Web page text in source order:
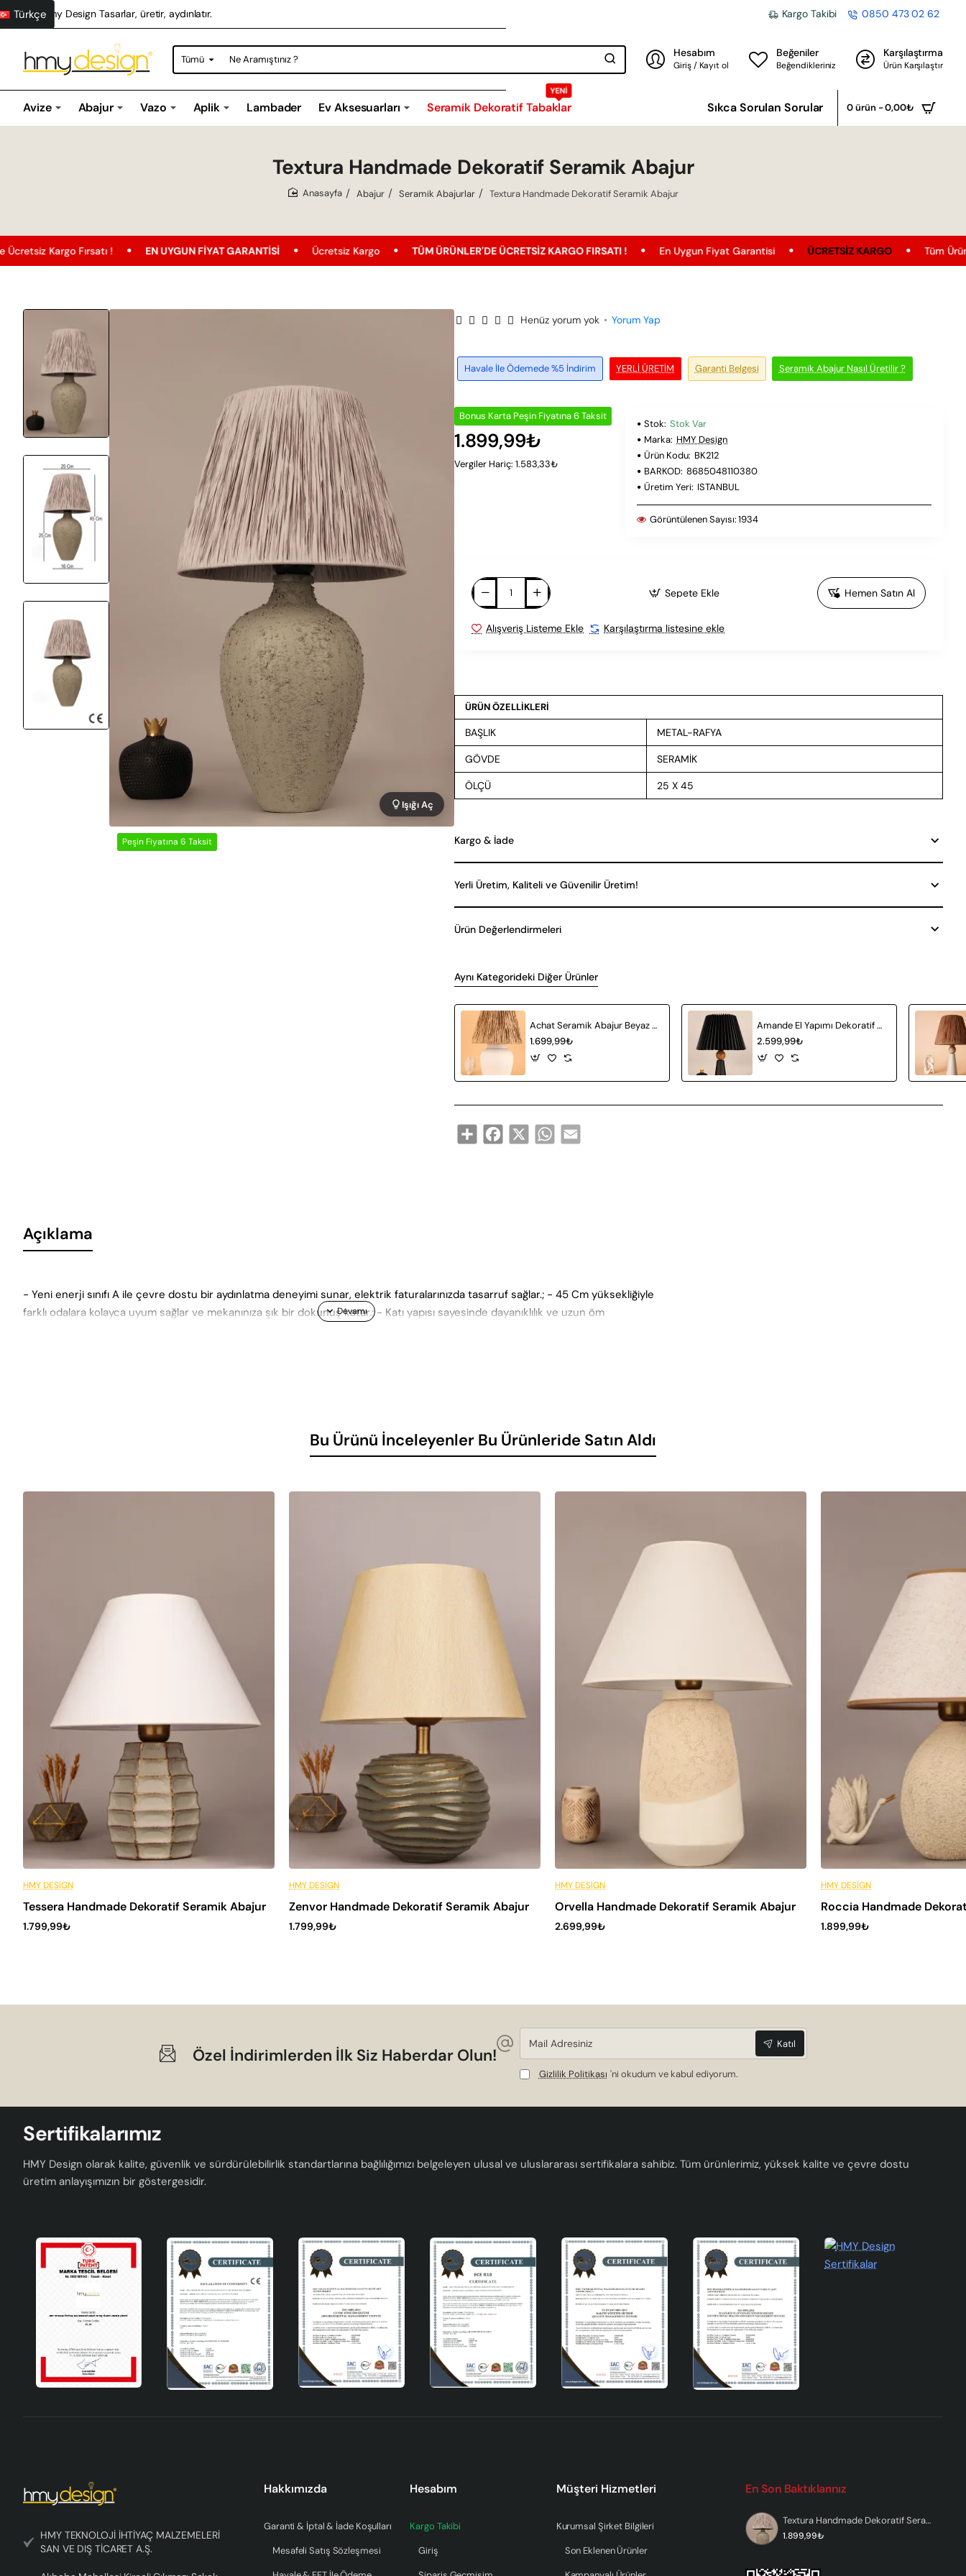
Hmy Design Tasarlar, üretir, aydınlatır.
Türkçe Kargo Takibi 0850 473 02 62
Tümü
Ne
Aramıştınız
Hesabım
Giriş / Kayıt ol
Beğeniler
Beğendikleriniz
Karşılaştırma
Ürün Karşılaştır
Avize Abajur Vazo Aplik Lambader Ev Aksesuarları Seramik Dekoratif Tabaklar
YENI
Sıkca Sorulan Sorular 0 ürün - 0,00₺
Textura Handmade Dekoratif Seramik Abajur
Abajur Seramik Abajurlar Textura Handmade Dekoratif Seramik Abajur
! EN UYGUN FIYAT GARANTISI Ücretsiz Kargo TÜM ÜRÜNLER'DE ÜCRETSIZ KARGO FIRSATI ! En Uygun Fiyat Garantisi ÜCRETSIZ KARGO Tüm Ürünler'de Ücretsiz
Peşin Fiyatına 6 Taksit
Işığı Aç
YERLI ÜRETIM
Havale İle Ödemede %5 İndirim Seramik Abajur Nasıl Üretilir ?
Garanti Belgesi
Henüz yorum yok • Yorum Yap
Bonus Karta Peşin Fiyatına 6 Taksit
1.899,99₺
Vergiler Hariç: 1.583,33₺
Stok: Stok Var
Marka: HMY Design
Ürün Kodu: BK212
BARKOD: 8685048110380
Üretim Yeri: ISTANBUL
Görüntülenen Sayısı:1934
Sepete Ekle Hemen Satın Al
Alışveriş Listeme Ekle Karşılaştırma listesine ekle
ÜRÜN ÖZELLİKLERİ
BAŞLIK METAL-RAFYA
GÖVDE SERAMİK
ÖLÇÜ 25 X 45
Kargo & İade
Yerli Üretim, Kaliteli ve Güvenilir Üretim!
Ürün Değerlendirmeleri
Aynı Kategorideki Diğer Ürünler
Achat Seramik Abajur Beyaz Hasır
1.699,99₺
Amande El Yapımı Dekoratif Seramik Abajur Siyah
2.599,99₺
Share Facebook
X WhatsApp
Email
Açıklama
- Yeni enerji sınıfı A ile çevre dostu bir aydınlatma deneyimi sunar, elektrik faturalarınızda tasarruf sağlar.; - 45 Cm yüksekliğiyle
farklı odalara kolayca uyum sağlar ve mekanınıza şık bir dokunuş katar.; - Katı yapısı sayesinde dayanıklılık ve uzun öm
Bu Ürünü İnceleyenler Bu Ürünleride Satın Aldı
Peşin Fiyatına 6 Taksit
HMY DESIGN
Tessera Handmade Dekoratif Seramik Abajur
1.799,99₺
Peşin Fiyatına 6 Taksit
HMY DESIGN
Zenvor Handmade Dekoratif Seramik Abajur
1.799,99₺
Peşin Fiyatına 6 Taksit
HMY DESIGN
Orvella Handmade Dekoratif Seramik Abajur
2.699,99₺
Peşin Fiyatına 6 Taksit
HMY DESIGN
Roccia Handmade
1.899,99₺
Özel İndirimlerden İlk Siz Haberdar Olun!
Mail
Adresiniz
Katıl
Gizlilik Politikası 'ni okudum ve kabul ediyorum.
Sertifikalarımız
HMY Design olarak kalite, güvenlik ve sürdürülebilirlik standartlarına bağlılığımızı belgeleyen ulusal ve uluslararası sertifikalara sahibiz. Tüm ürünlerimiz, yüksek kalite ve çevre dostu
üretim anlayışımızın bir göstergesidir.
HMY TEKNOLOJİ İHTİYAÇ MALZEMELERİ
SAN VE DIŞ TİCARET A.Ş.
Hakkımızda
Garanti & İptal & İade Koşulları
Mesafeli Satış Sözleşmesi
Hesabım
Kargo Takibi
Giriş
Müşteri Hizmetleri
Kurumsal Şirket Bilgileri
Son Eklenen Ürünler
En Son Baktıklarınız
Textura Handmade Dekoratif Seramik Abajur
1.899,99₺